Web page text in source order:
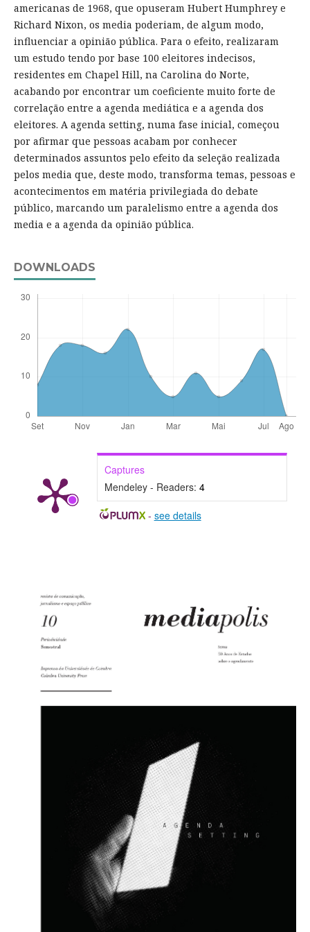
americanas de 1968, que opuseram Hubert Humphrey e
Richard Nixon, os media poderiam, de algum modo,
influenciar a opinião pública. Para o efeito, realizaram
um estudo tendo por base 100 eleitores indecisos,
residentes em Chapel Hill, na Carolina do Norte,
acabando por encontrar um coeficiente muito forte de
correlação entre a agenda mediática e a agenda dos
eleitores. A agenda setting, numa fase inicial, começou
por afirmar que pessoas acabam por conhecer
determinados assuntos pelo efeito da seleção realizada
pelos media que, deste modo, transforma temas, pessoas e
acontecimentos em matéria privilegiada do debate
público, marcando um paralelismo entre a agenda dos
media e a agenda da opinião pública.
DOWNLOADS
Captures
Mendeley - Readers: 4
- see details